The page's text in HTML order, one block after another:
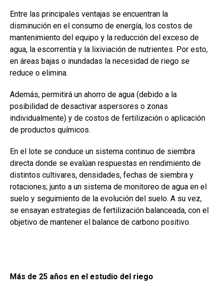
Entre las principales ventajas se encuentran la
disminución en el consumo de energía, los costos de
mantenimiento del equipo y la reducción del exceso de
agua, la escorrentía y la lixiviación de nutrientes. Por esto,
en áreas bajas o inundadas la necesidad de riego se
reduce o elimina.
Además, permitirá un ahorro de agua (debido a la
posibilidad de desactivar aspersores o zonas
individualmente) y de costos de fertilización o aplicación
de productos químicos.
En el lote se conduce un sistema continuo de siembra
directa donde se evalúan respuestas en rendimiento de
distintos cultivares, densidades, fechas de siembra y
rotaciones; junto a un sistema de monitoreo de agua en el
suelo y seguimiento de la evolución del suelo. A su vez,
se ensayan estrategias de fertilización balanceada, con el
objetivo de mantener el balance de carbono positivo.
Más de 25 años en el estudio del riego